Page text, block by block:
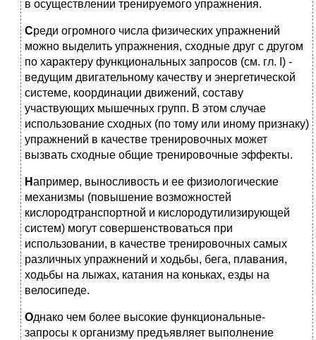
в осуществлении тренируемого упражнения.
Среди огромного числа физических упражнений
можно выделить упражнения, сходные друг с другом
по характеру функциональных запросов (см. гл. I) -
ведущим двигательному качеству и энергетической
системе, координации движений, составу
участвующих мышечных групп. В этом случае
использование сходных (по тому или иному признаку)
упражнений в качестве тренировочных может
вызвать сходные общие тренировочные эффекты.
Например, выносливость и ее физиологические
механизмы (повышение возможностей
кислородтранспортной и кислородутилизирующей
систем) могут совершенствоваться при
использовании, в качестве тренировочных самых
различных упражнений и ходьбы, бега, плавания,
ходьбы на лыжах, катания на коньках, езды на
велосипеде.
Однако чем более высокие функциональные-
запросы к организму предъявляет выполнение